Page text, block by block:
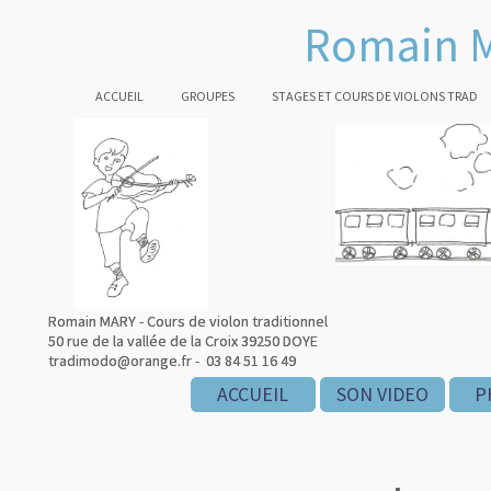
Romain
ACCUEIL GROUPES STAGES ET COURS DE VIOLONS TRAD
Romain MARY - Cours de violon traditionnel
50 rue de la vallée de la Croix 39250 DOYE
tradimodo@orange.fr - 03 84 51 16 49
Romain MARY - Cours de violon traditionnel
50 rue de la vallée de la Croix 39250 DOYE
tradimodo@orange.fr - 03 84 51 16 49
ACCUEIL SON VIDEO
ACCUEIL SON VIDEO